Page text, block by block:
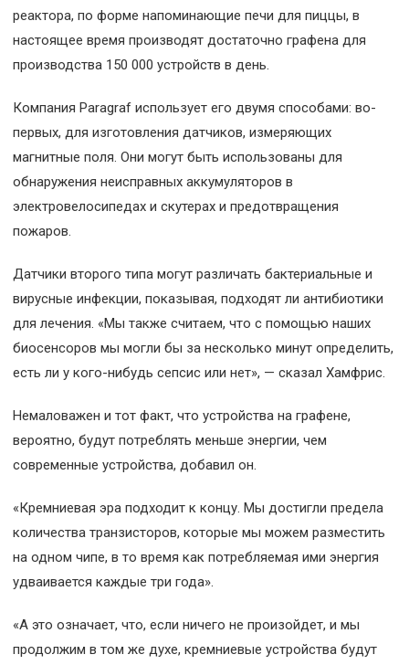
реактора, по форме напоминающие печи для пиццы, в
настоящее время производят достаточно графена для
производства 150 000 устройств в день.
Компания Paragraf использует его двумя способами: во-
первых, для изготовления датчиков, измеряющих
магнитные поля. Они могут быть использованы для
обнаружения неисправных аккумуляторов в
электровелосипедах и скутерах и предотвращения
пожаров.
Датчики второго типа могут различать бактериальные и
вирусные инфекции, показывая, подходят ли антибиотики
для лечения. «Мы также считаем, что с помощью наших
биосенсоров мы могли бы за несколько минут определить,
есть ли у кого-нибудь сепсис или нет», — сказал Хамфрис.
Немаловажен и тот факт, что устройства на графене,
вероятно, будут потреблять меньше энергии, чем
современные устройства, добавил он.
«Кремниевая эра подходит к концу. Мы достигли предела
количества транзисторов, которые мы можем разместить
на одном чипе, в то время как потребляемая ими энергия
удваивается каждые три года».
«А это означает, что, если ничего не произойдет, и мы
продолжим в том же духе, кремниевые устройства будут